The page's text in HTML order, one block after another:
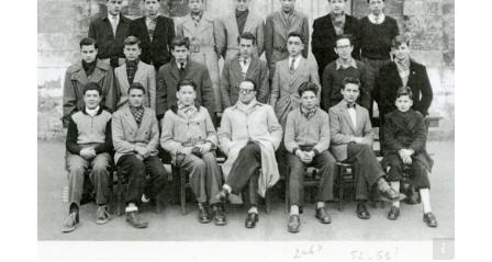
Source : Robert Gelin